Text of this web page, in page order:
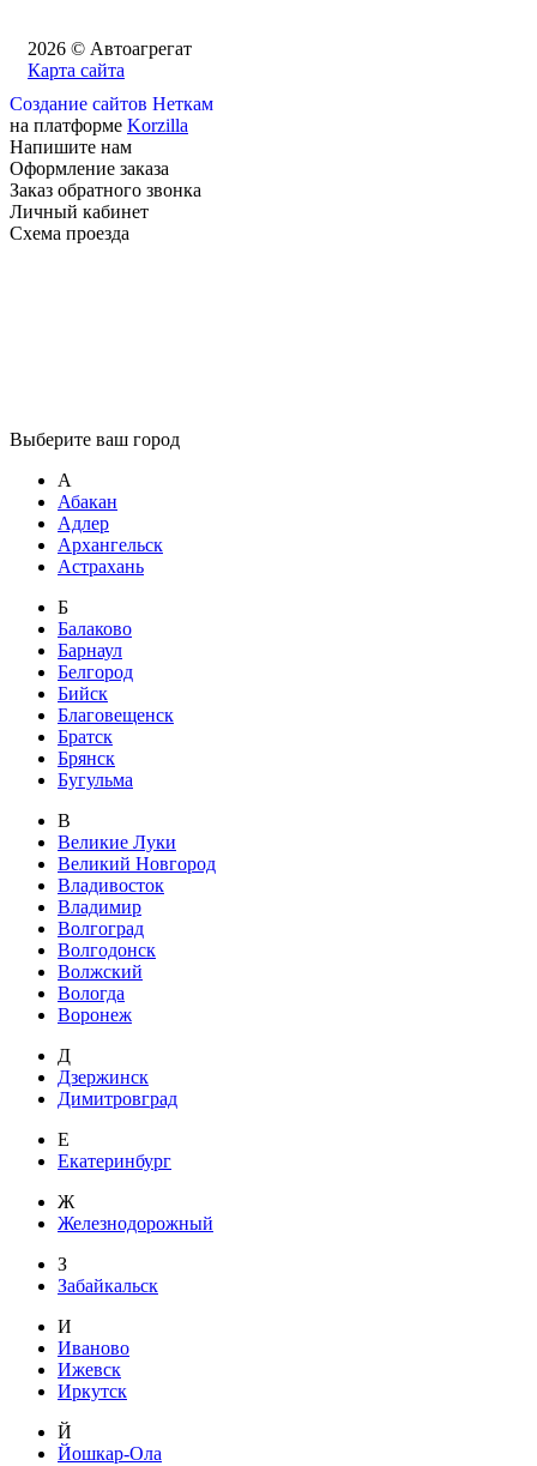
2026 © Автоагрегат
Карта сайта
Создание сайтов Неткам
на платформе Korzilla
Напишите нам
Оформление заказа
Заказ обратного звонка
Личный кабинет
Схема проезда
Выберите ваш город
А
Абакан
Адлер
Архангельск
Астрахань
Б
Балаково
Барнаул
Белгород
Бийск
Благовещенск
Братск
Брянск
Бугульма
В
Великие Луки
Великий Новгород
Владивосток
Владимир
Волгоград
Волгодонск
Волжский
Вологда
Воронеж
Д
Дзержинск
Димитровград
Е
Екатеринбург
Ж
Железнодорожный
З
Забайкальск
И
Иваново
Ижевск
Иркутск
Й
Йошкар-Ола